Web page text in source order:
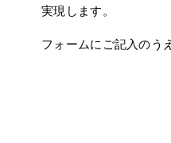
実現します。
フォームにご記入のう